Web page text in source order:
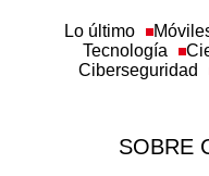
Lo último
Tecnología
Ciberseguridad
SOBRE